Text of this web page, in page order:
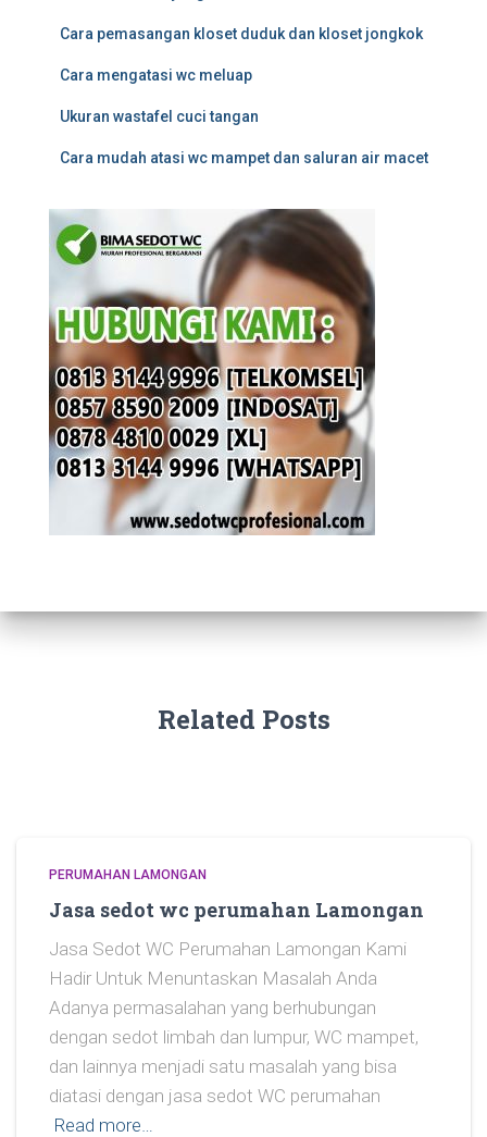
Cara pemasangan kloset duduk dan kloset jongkok
Cara mengatasi wc meluap
Ukuran wastafel cuci tangan
Cara mudah atasi wc mampet dan saluran air macet
Related Posts
PERUMAHAN LAMONGAN
Jasa sedot wc perumahan Lamongan
Jasa Sedot WC Perumahan Lamongan Kami
Hadir Untuk Menuntaskan Masalah Anda
Adanya permasalahan yang berhubungan
dengan sedot limbah dan lumpur, WC mampet,
dan lainnya menjadi satu masalah yang bisa
diatasi dengan jasa sedot WC perumahan
Read more…